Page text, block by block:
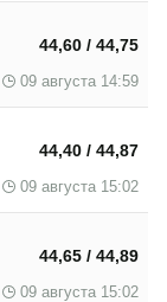
44,60 / 44,75
09 августа 14:59
44,40 / 44,87
09 августа 15:02
44,65 / 44,89
09 августа 15:02